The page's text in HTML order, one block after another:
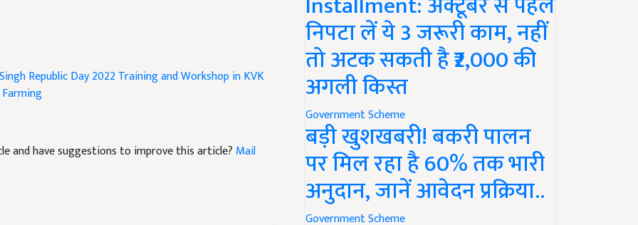
निपटा लें ये 3 जरूरी काम, नहीं
तो अटक सकती है ₹2,000 की
अगली किस्त
Government Scheme
बड़ी खुशखबरी! बकरी पालन
पर मिल रहा है 60% तक भारी
अनुदान, जानें आवेदन प्रक्रिया..
Government Scheme